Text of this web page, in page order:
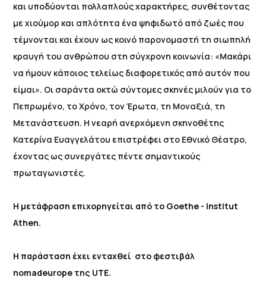
και υποδύονται πολλαπλούς χαρακτήρες, συνθέτοντας
με χιούμορ και απλότητα ένα ψηφιδωτό από ζωές που
τέμνονται και έχουν ως κοινό παρονομαστή τη σιωπηλή
κραυγή του ανθρώπου στη σύγχρονη κοινωνία: «Μακάρι
να ήμουν κάποιος τελείως διαφορετικός από αυτόν που
είμαι». Οι σαράντα οκτώ σύντομες σκηνές μιλούν για το
Πεπρωμένο, το Χρόνο, τον Έρωτα, τη Μοναξιά, τη
Μετανάστευση. Η νεαρή ανερχόμενη σκηνοθέτης
Κατερίνα Ευαγγελάτου επιστρέφει στο Εθνικό Θέατρο,
έχοντας ως συνεργάτες πέντε σημαντικούς
πρωταγωνιστές.
Η μετάφραση επιχορηγείται από το Goethe - Institut
Athen.
Η παράσταση έχει ενταχθεί στο φεστιβάλ
nomadeurope της UTE.